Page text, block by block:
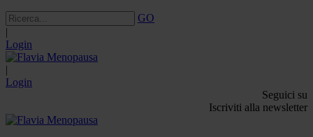
GO
|
Login
|
Login
Seguici su
Iscriviti alla newsletter